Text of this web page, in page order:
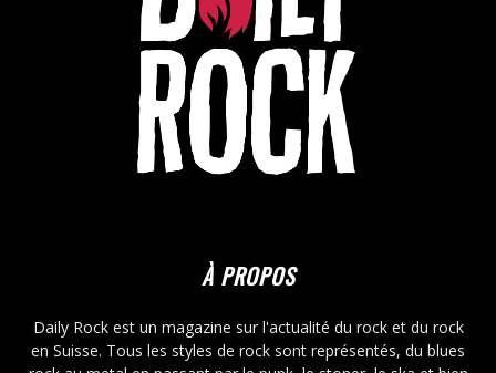
À PROPOS
Daily Rock est un magazine sur l'actualité du rock et du rock
en Suisse. Tous les styles de rock sont représentés, du blues